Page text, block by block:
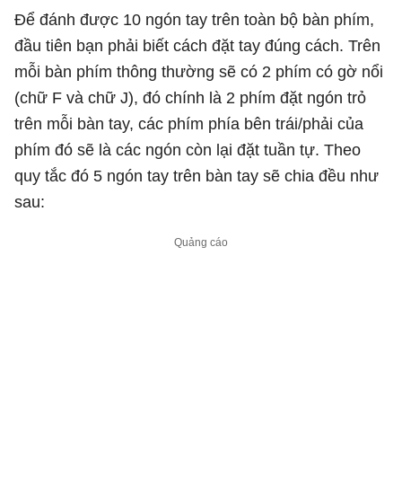
Để đánh được 10 ngón tay trên toàn bộ bàn phím,
đầu tiên bạn phải biết cách đặt tay đúng cách. Trên
mỗi bàn phím thông thường sẽ có 2 phím có gờ nổi
(chữ F và chữ J), đó chính là 2 phím đặt ngón trỏ
trên mỗi bàn tay, các phím phía bên trái/phải của
phím đó sẽ là các ngón còn lại đặt tuần tự. Theo
quy tắc đó 5 ngón tay trên bàn tay sẽ chia đều như
sau: